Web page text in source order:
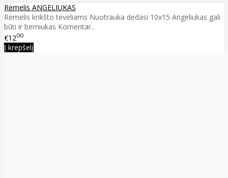
Rėmelis ANGELIUKAS
Rėmelis krikšto tėveliams Nuotrauka dedasi 10x15 Angeliukas gali
būti ir berniukas Komentar..
€1200
Į krepšelį